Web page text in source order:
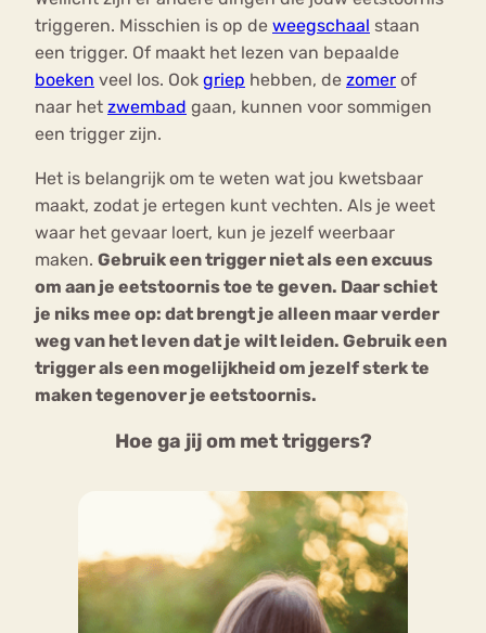
triggeren. Misschien is op de weegschaal staan
een trigger. Of maakt het lezen van bepaalde
boeken veel los. Ook griep hebben, de zomer of
naar het zwembad gaan, kunnen voor sommigen
een trigger zijn.
Het is belangrijk om te weten wat jou kwetsbaar
maakt, zodat je ertegen kunt vechten. Als je weet
waar het gevaar loert, kun je jezelf weerbaar
maken. Gebruik een trigger niet als een excuus
om aan je eetstoornis toe te geven. Daar schiet
je niks mee op: dat brengt je alleen maar verder
weg van het leven dat je wilt leiden. Gebruik een
trigger als een mogelijkheid om jezelf sterk te
maken tegenover je eetstoornis.
Hoe ga jij om met triggers?